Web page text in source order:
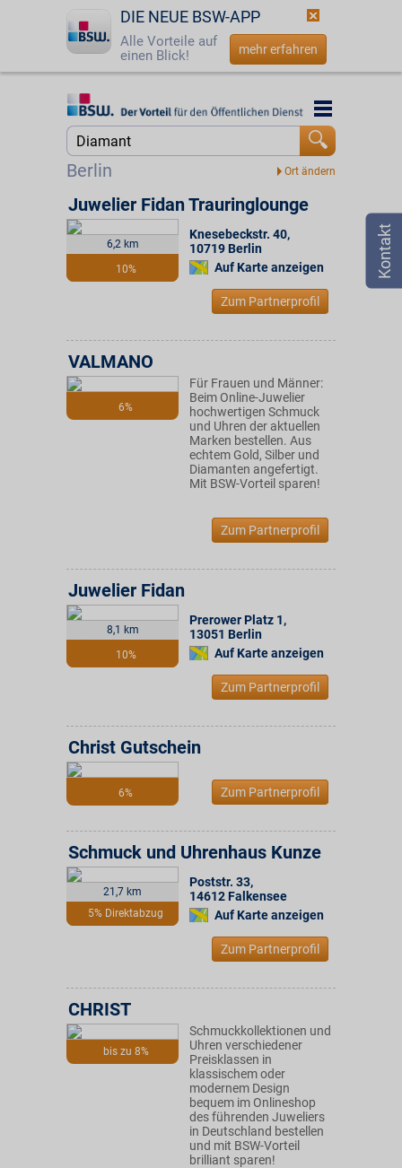
DIE NEUE BSW-APP
Alle Vorteile auf
einen Blick!
mehr erfahren
Startseite
☎ 0800 - 279 25 82
Berlin
Startseite
6,2 km
10%
Juwelier Fidan Trauringlounge
Knesebeckstr. 40,
10719 Berlin
Auf Karte anzeigen
Zum Partnerprofil
6%
VALMANO
Für Frauen und Männer:
Beim Online-Juwelier
hochwertigen Schmuck
und Uhren der aktuellen
Marken bestellen. Aus
echtem Gold, Silber und
Diamanten angefertigt.
Mit BSW-Vorteil sparen!
Zum Partnerprofil
8,1 km
10%
Juwelier Fidan
Prerower Platz 1,
13051 Berlin
Auf Karte anzeigen
Zum Partnerprofil
6%
Christ Gutschein
Zum Partnerprofil
21,7 km
5% Direktabzug
Schmuck und Uhrenhaus Kunze
Poststr. 33,
14612 Falkensee
Auf Karte anzeigen
Zum Partnerprofil
bis zu 8%
CHRIST
Schmuckkollektionen und
Uhren verschiedener
Preisklassen in
klassischem oder
modernem Design
bequem im Onlineshop
des führenden Juweliers
in Deutschland bestellen
und mit BSW-Vorteil
brilliant sparen!